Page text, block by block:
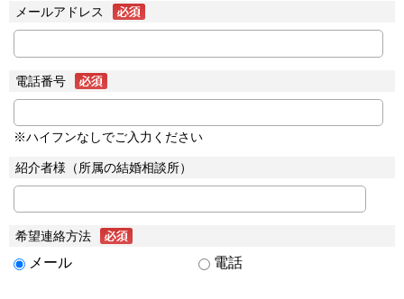
メールアドレス
電話番号
※ハイフンなしでご入力ください
紹介者様（所属の結婚相談所）
希望連絡方法
メール 電話